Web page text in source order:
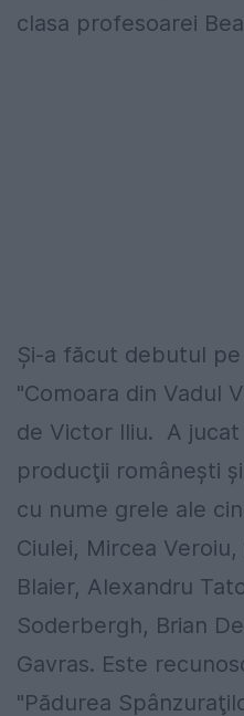
clasa profesoarei
Şi-a făcut debutul
"Comoara din Vadul
de Victor Iliu. A
producţii româneşti
cu nume grele ale
Ciulei, Mircea
Blaier, Alexandru
Soderbergh, Brian
Gavras. Este
"Pădurea